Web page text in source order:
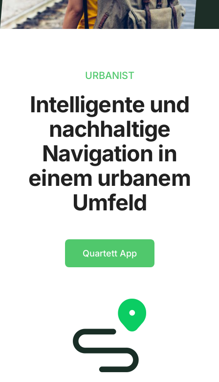
URBANIST
Intelligente und
nachhaltige
Navigation in
einem urbanem
Umfeld
Quartett App